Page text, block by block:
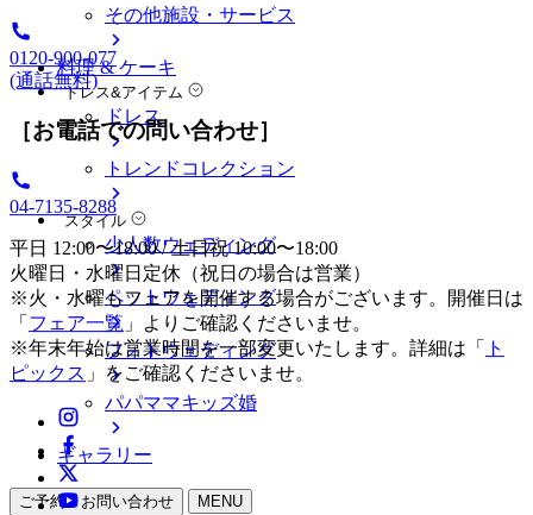
その他施設・サービス
料理 & ケーキ
ドレス&アイテム
ドレス
トレンドコレクション
スタイル
少人数ウェディング
ペットウェディング
フォトウェディング
パパママキッズ婚
ギャラリー
ご予約・お問い合わせ MENU
0120-900-077
(通話無料)
［お電話での問い合わせ］
04-7135-8288
平日 12:00〜18:00 / 土日祝 10:00〜18:00
火曜日・水曜日定休（祝日の場合は営業）
※火・水曜もフェアを開催する場合がございます。開催日は
「 フェア一覧 」よりご確認くださいませ。
※年末年始は営業時間を一部変更いたします。詳細は「
ト
ピックス 」をご確認くださいませ。